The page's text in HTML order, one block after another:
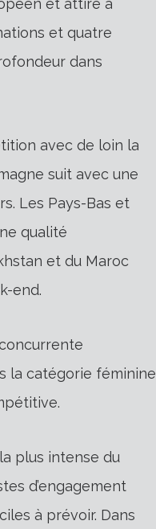
et quatre
dans
avec de loin la
suit avec une
Les Pays-Bas et
qualité
et du Maroc
end.
la catégorie féminine
plus intense du
d’engagement
à prévoir. Dans